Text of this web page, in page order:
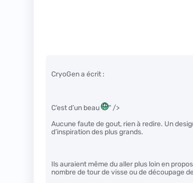
CryoGen a écrit :
C’est d’un beau
" />
Aucune faute de gout, rien à redire. Un
d’inspiration des plus grands.
Ils auraient même du aller plus loin en
nombre de tour de visse ou de découpage